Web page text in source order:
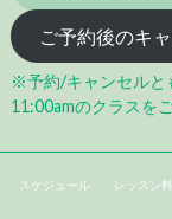
ご予約後のキ
※予約/キャンセルと
11:00amのクラスを
スケジュール レッスン